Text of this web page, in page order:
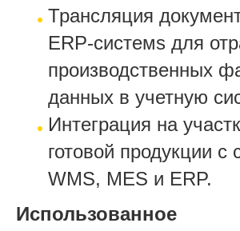
Трансляция
ERP-системs для
производственных
данных в учетную
Интеграция на
готовой продукции с
WMS, MES и ERP.
Использованное